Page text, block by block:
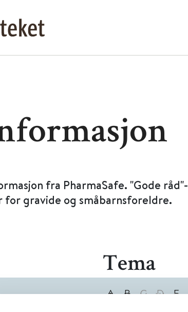
fra PharmaSafe. "Gode råd"-
for gravide og småbarnsforeldre.
Tema
A B C D E
T U V W X